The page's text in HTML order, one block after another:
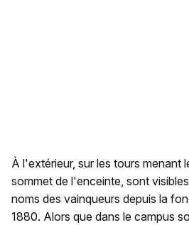
À l'extérieur, sur les tours menant
sommet de l'enceinte, sont
noms des vainqueurs depuis la
1880. Alors que dans le campus